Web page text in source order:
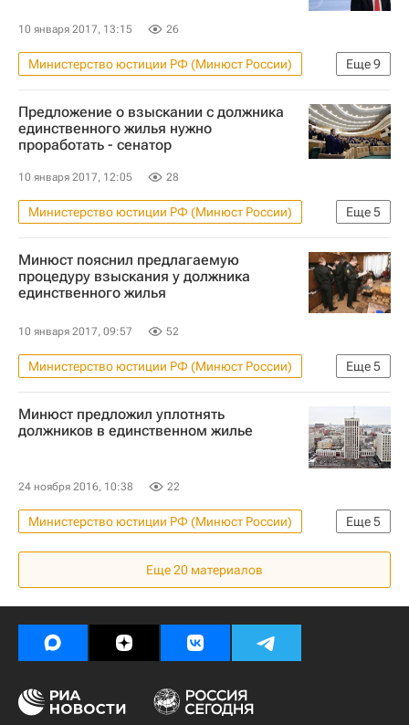
Жилье
Россия
10 января 2017, 13:15 26
Еще9
Министерство юстиции РФ (Минюст России)
Новости - Недвижимость
Жилье
Банки
Ипотека
Банкротство
Законодательство
Россия
Предложение о взыскании с должника
единственного жилья нужно
проработать - сенатор
10 января 2017, 12:05 28
Еще5
Министерство юстиции РФ (Минюст России)
Новости - Недвижимость
Жилье
Законодательство
Россия
Минюст пояснил предлагаемую
процедуру взыскания у должника
единственного жилья
10 января 2017, 09:57 52
Еще5
Министерство юстиции РФ (Минюст России)
Новости - Недвижимость
Жилье
Долги
Россия
Минюст предложил уплотнять
должников в единственном жилье
24 ноября 2016, 10:38 22
Еще5
Министерство юстиции РФ (Минюст России)
Новости - Недвижимость
Жилье
Законопроект об изъятии единственного жилья у должников
Россия
Еще20 материалов